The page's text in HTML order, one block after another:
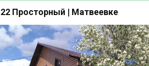
22 Просторный | Матвеевке